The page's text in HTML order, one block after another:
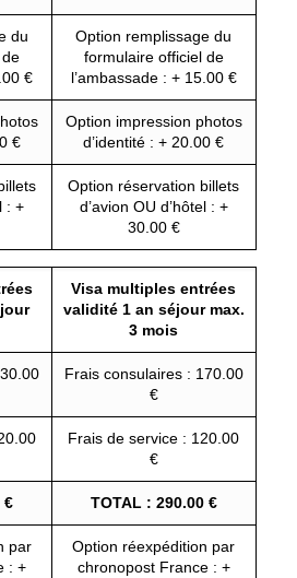
du
€
Option remplissage du
formulaire officiel de
l’ambassade : + 15.00 €
€
Option impression photos
d’identité : + 20.00 €
: +
Option réservation billets
d’avion OU d’hôtel : +
30.00 €
Visa multiples entrées
validité 1 an séjour max.
3 mois
Frais consulaires : 170.00
€
Frais de service : 120.00
€
€ TOTAL : 290.00 €
par
: +
Option réexpédition par
chronopost France : +